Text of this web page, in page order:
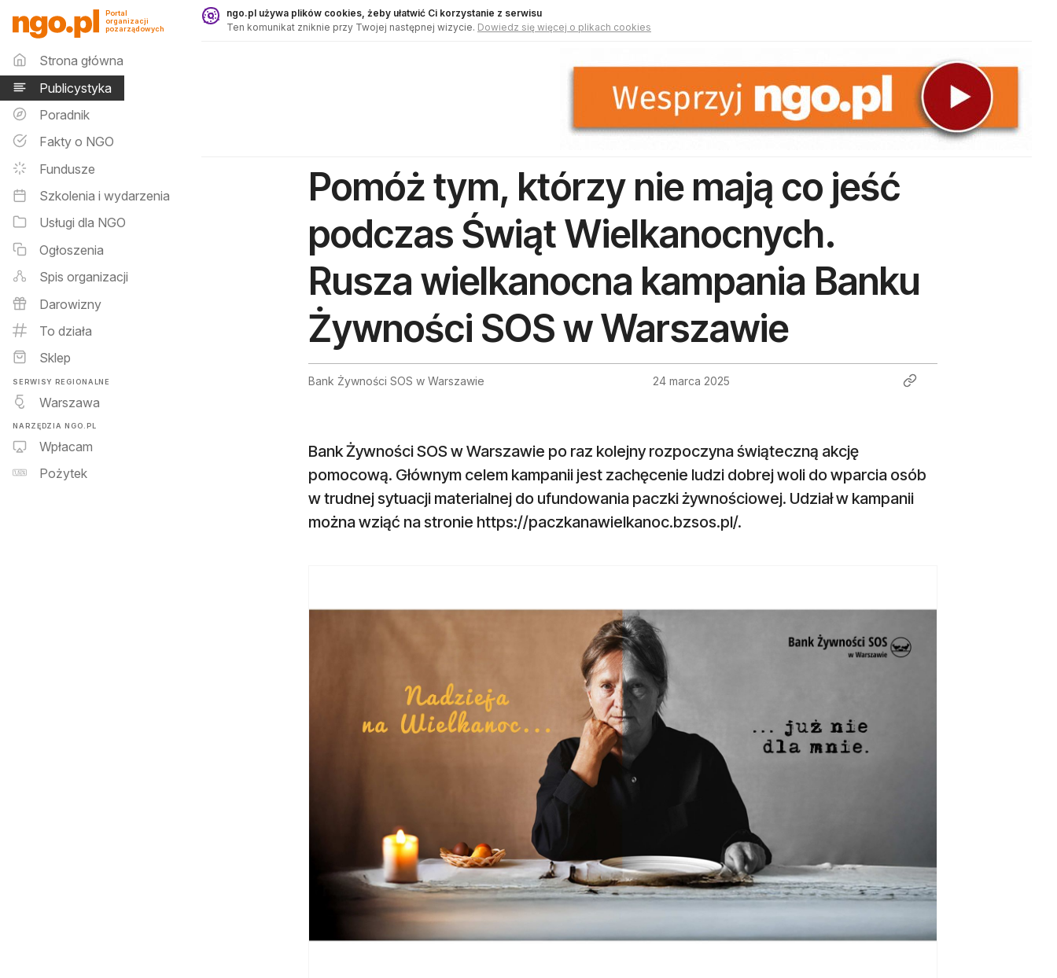
Publicystyka - ngo.pl
Portal
organizacji
pozarządowych
Menu główne
Strona główna
Publicystyka
Poradnik
Fakty o NGO
Fundusze
Szkolenia i wydarzenia
Usługi dla NGO
Ogłoszenia
Spis organizacji
Darowizny
To działa
Sklep
SERWISY REGIONALNE
Warszawa
NARZĘDZIA NGO.PL
Wpłacam
Pożytek
ngo.pl używa plików cookies, żeby ułatwić Ci korzystanie z serwisu
Ten komunikat zniknie przy Twojej następnej wizycie. Dowiedz się więcej o plikach cookies
Pomóż tym, którzy nie mają co jeść
podczas Świąt Wielkanocnych.
Rusza wielkanocna kampania Banku
Żywności SOS w Warszawie
Bank Żywności SOS w Warszawie 24 marca 2025
Bank Żywności SOS w Warszawie po raz kolejny rozpoczyna świąteczną akcję
pomocową. Głównym celem kampanii jest zachęcenie ludzi dobrej woli do wparcia osób
w trudnej sytuacji materialnej do ufundowania paczki żywnościowej. Udział w kampanii
można wziąć na stronie https://paczkanawielkanoc.bzsos.pl/.